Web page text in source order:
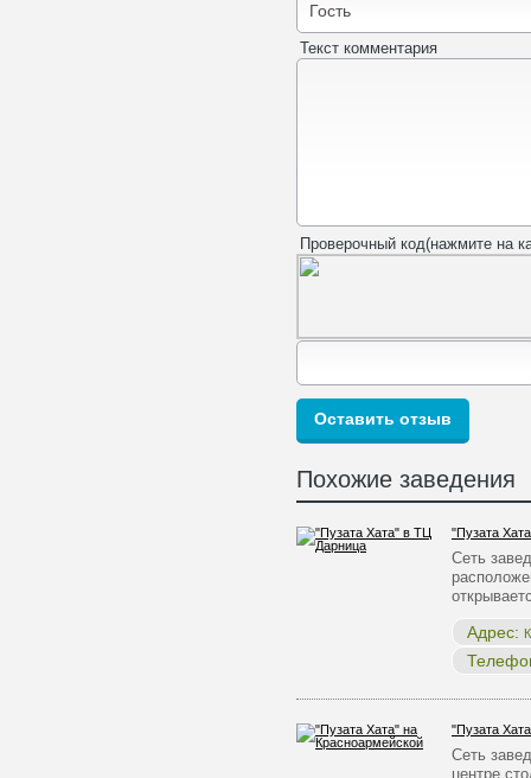
Текст комментария
Проверочный код(нажмите на
Похожие заведения
"Пузата
Сеть
Адрес:
"Пузата
Сеть
центре